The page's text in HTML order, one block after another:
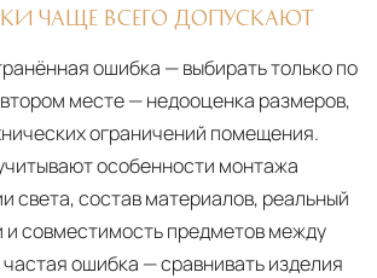
ЧАЩЕ ВСЕГО ДОПУСКАЮТ
ошибка — выбирать только по
месте — недооценка размеров,
ограничений помещения.
особенности монтажа
света, состав материалов, реальный
и совместимость предметов между
ошибка — сравнивать изделия